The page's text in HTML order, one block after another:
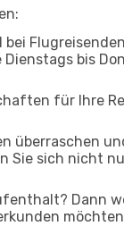
bis
für Ihre
überraschen
sich nicht
Dann